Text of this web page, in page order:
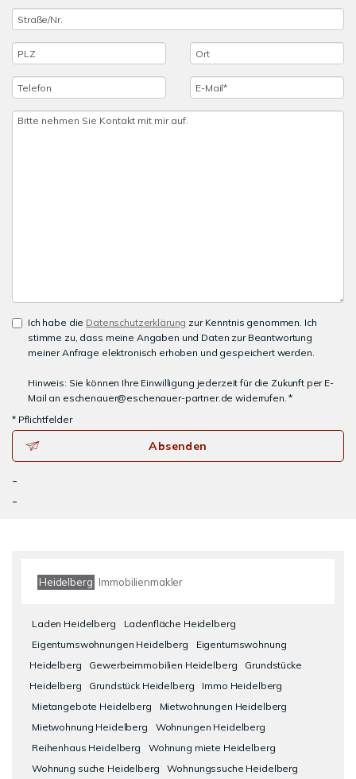
Ich habe die Datenschutzerklärung zur Kenntnis genommen. Ich
stimme zu, dass meine Angaben und Daten zur Beantwortung
meiner Anfrage elektronisch erhoben und gespeichert werden.
Hinweis: Sie können Ihre Einwilligung jederzeit für die Zukunft per E-
Mail an eschenauer@eschenauer-partner.de widerrufen. *
* Pflichtfelder
Absenden
-
-
Heidelberg Immobilienmakler
Laden Heidelberg
Ladenfläche Heidelberg
Eigentumswohnungen Heidelberg
Eigentumswohnung
Heidelberg
Gewerbeimmobilien Heidelberg
Grundstücke
Heidelberg
Grundstück Heidelberg
Immo Heidelberg
Mietangebote Heidelberg
Mietwohnungen Heidelberg
Mietwohnung Heidelberg
Wohnungen Heidelberg
Reihenhaus Heidelberg
Wohnung miete Heidelberg
Wohnung suche Heidelberg
Wohnungssuche Heidelberg